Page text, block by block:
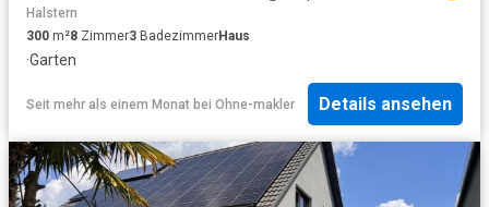
Halstern
300 m²8 Zimmer3 BadezimmerHaus
·Garten
Seit mehr als einem Monat bei Ohne-makler Details ansehen